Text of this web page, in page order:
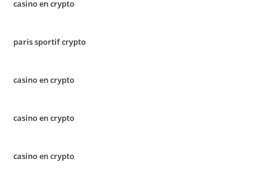
casino en crypto
paris sportif crypto
casino en crypto
casino en crypto
casino en crypto